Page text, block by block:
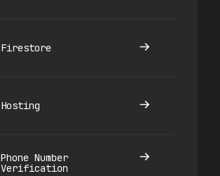
Firestore
Hosting
Phone Number
Verification